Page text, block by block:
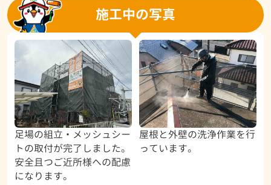
施工中の写真
足場の組立・メッシュシー
トの取付が完了しました。
安全且つご近所様への配慮
になります。
屋根と外壁の洗浄作業を行
っています。